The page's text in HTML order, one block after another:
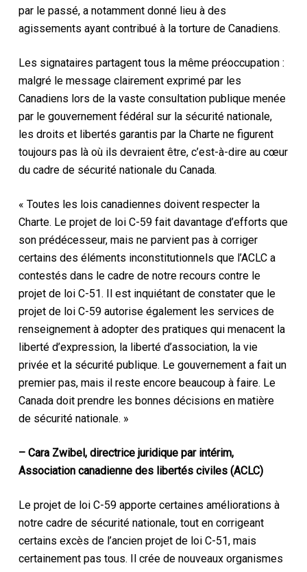
par le passé, a notamment donné lieu à des
agissements ayant contribué à la torture de Canadiens.
Les signataires partagent tous la même préoccupation :
malgré le message clairement exprimé par les
Canadiens lors de la vaste consultation publique menée
par le gouvernement fédéral sur la sécurité nationale,
les droits et libertés garantis par la Chartene figurent
toujours pas là où ils devraient être, c’est-à-dire au cœur
du cadre de sécurité nationale du Canada.
« Toutes les lois canadiennes doivent respecter la
Charte. Le projet de loi C-59 fait davantage d’efforts que
son prédécesseur, mais ne parvient pas à corriger
certains des éléments inconstitutionnels que l’ACLC a
contestés dans le cadre de notre recours contre le
projet de loi C-51. Il est inquiétant de constater que le
projet de loi C-59 autorise également les services de
renseignement à adopter des pratiques qui menacent la
liberté d’expression, la liberté d’association, la vie
privée et la sécurité publique. Le gouvernement a fait un
premier pas, mais il reste encore beaucoup à faire. Le
Canada doit prendre les bonnes décisions en matière
de sécurité nationale. »
– Cara Zwibel, directrice juridique par intérim,
Association canadienne des libertés civiles (ACLC)
Le projet de loi C-59 apporte certaines améliorations à
notre cadre de sécurité nationale, tout en corrigeant
certains excès de l’ancien projet de loi C-51, mais
certainement pas tous. Il crée de nouveaux organismes